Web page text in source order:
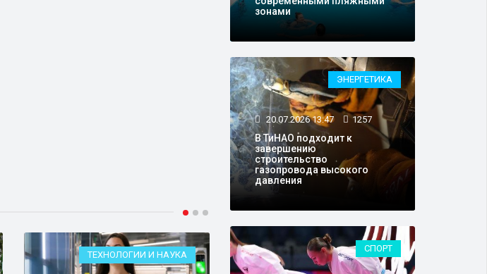
ТЕХНОЛОГИИ И НАУКА ОБЩЕСТВО
зонами
ЭНЕРГЕТИКА
20.07.2026 13:47 1257
В ТиНАО подходит к
завершению
строительство
газопровода высокого
давления
СПОРТ